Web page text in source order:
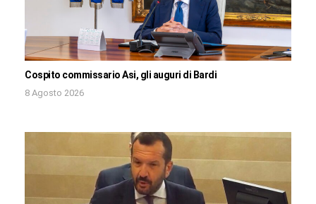
Cospito commissario Asi, gli auguri di Bardi
8 Agosto 2026